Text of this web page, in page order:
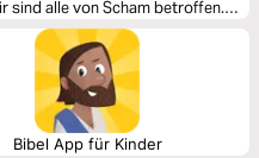
sind alle von Scham betroffen.
Leben zu führen.
Bibel App für Kinder